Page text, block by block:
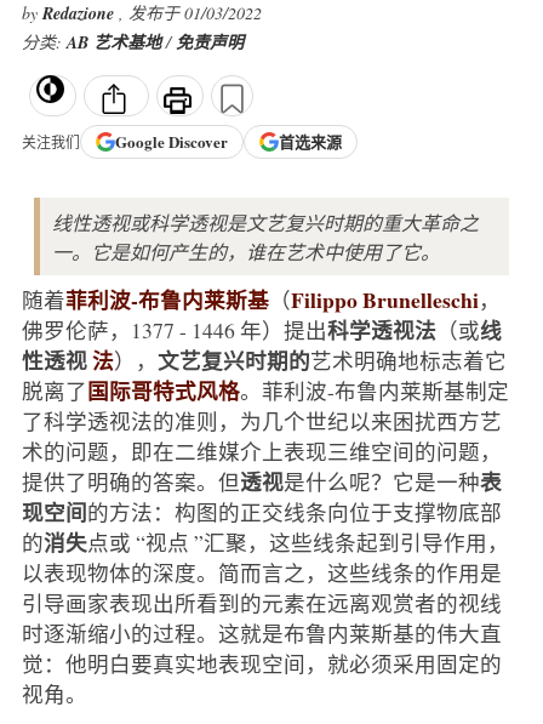
byRedazione , 发布于 01/03/2022
分类:AB 艺术基地/免责声明
关注我们 GoogleDiscover 首选来源
线性透视或科学透视是文艺复兴时期的重大革命之
一。它是如何产生的，谁在艺术中使用了它。
随着菲利波-布鲁内莱斯基（Filippo Brunelleschi，
佛罗伦萨，1377 - 1446 年）提出科学透视法（或线
性透视法）， 文艺复兴时期的艺术明确地标志着它
脱离了国际哥特式风格。菲利波-布鲁内莱斯基制定
了科学透视法的准则，为几个世纪以来困扰西方艺
术的问题，即在二维媒介上表现三维空间的问题，
提供了明确的答案。但透视是什么呢？它是一种表
现空间的方法：构图的正交线条向位于支撑物底部
的消失点或 “视点 ”汇聚，这些线条起到引导作用，
以表现物体的深度。简而言之，这些线条的作用是
引导画家表现出所看到的元素在远离观赏者的视线
时逐渐缩小的过程。这就是布鲁内莱斯基的伟大直
觉：他明白要真实地表现空间，就必须采用固定的
视角。